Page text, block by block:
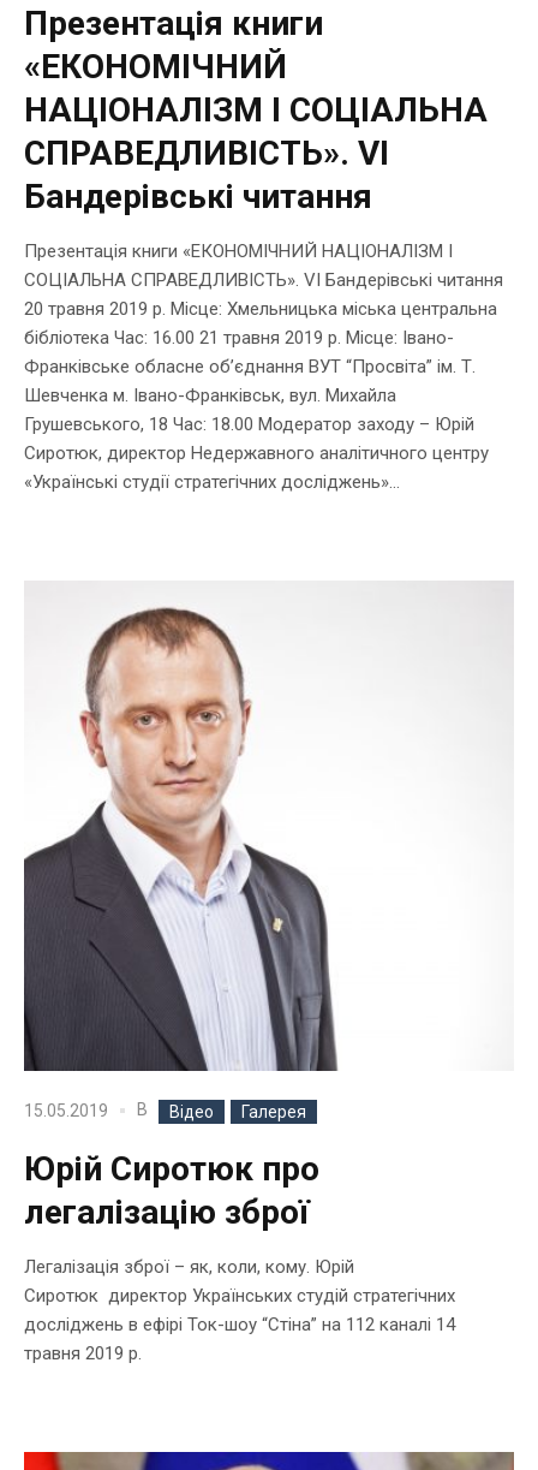
Презентація книги
«ЕКОНОМІЧНИЙ
НАЦІОНАЛІЗМ І СОЦІАЛЬНА
СПРАВЕДЛИВІСТЬ». VІ
Бандерівські читання
Презентація книги «ЕКОНОМІЧНИЙ НАЦІОНАЛІЗМ І
СОЦІАЛЬНА СПРАВЕДЛИВІСТЬ». VІ Бандерівські читання
20 травня 2019 р. Місце: Хмельницька міська центральна
бібліотека Час: 16.00 21 травня 2019 р. Місце: Івано-
Франківське обласне об’єднання ВУТ “Просвіта” ім. Т.
Шевченка м. Івано-Франківськ, вул. Михайла
Грушевського, 18 Час: 18.00 Модератор заходу – Юрій
Сиротюк, директор Недержавного аналітичного центру
«Українські студії стратегічних досліджень»...
15.05.2019 В Відео Галерея
Юрій Сиротюк про
легалізацію зброї
Легалізація зброї – як, коли, кому. Юрій
Сиротюк директор Українських студій стратегічних
досліджень в ефірі Ток-шоу “Стіна” на 112 каналі 14
травня 2019 р.